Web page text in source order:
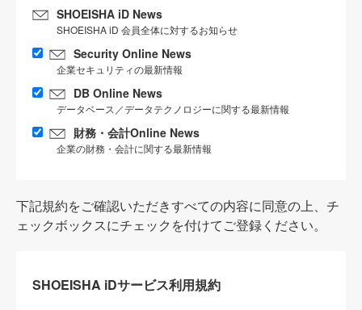
SHOEISHA iD News
SHOEISHA iD 会員全体に対するお知らせ
Security Online News
企業セキュリティの最新情報
DB Online News
データベース／データテクノロジーに関する最新情報
財務・会計Online News
企業の財務・会計に関する最新情報
下記規約をご確認いただきすべての内容に同意の上、チ
ェックボックスにチェックを付けてご登録ください。
SHOEISHA iDサービス利用規約